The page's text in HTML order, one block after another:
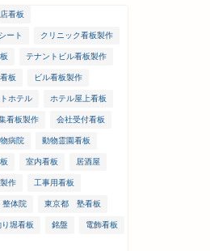
看板
ート クリニック看板製作
テナントビル看板製作
板 ビル看板製作
ホテル ホテル屋上看板
看板製作 会社受付看板
病院 動物霊園看板
室内看板 居酒屋
作 工事用看板
整体院 東京都 塾看板
り堀看板 銘盤 電飾看板